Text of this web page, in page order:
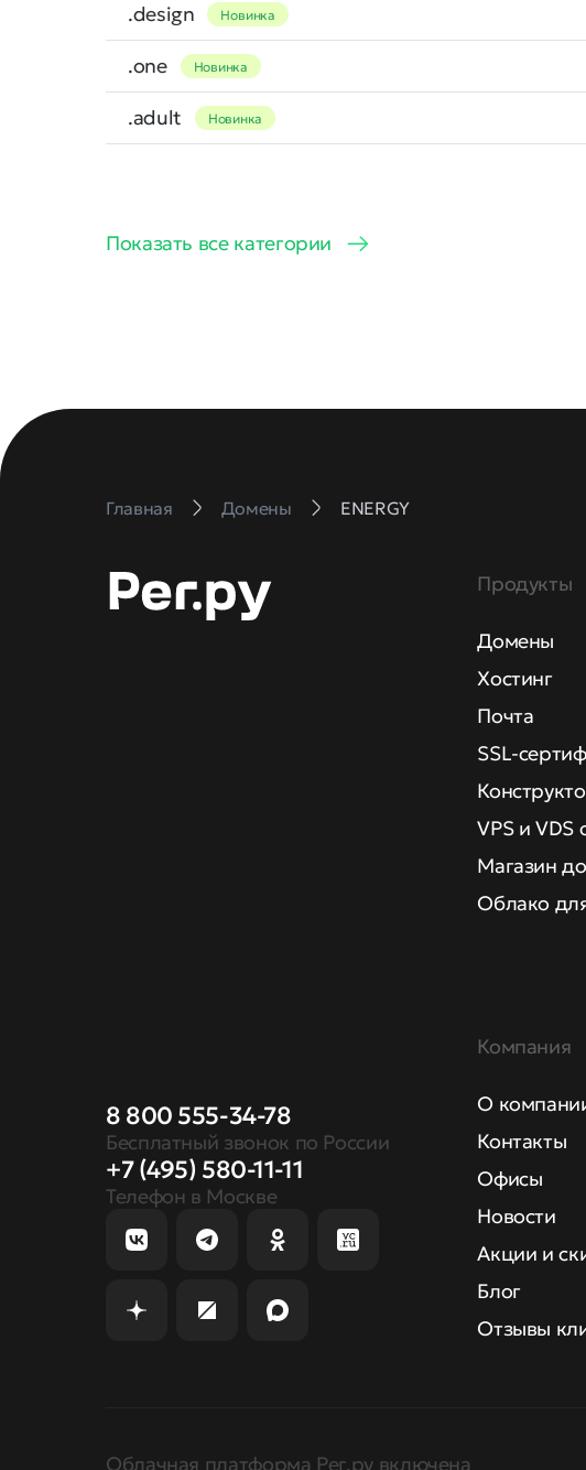
.design Новинка
.one Новинка
.adult Новинка
Показать все категории
Главная Домены ENERGY
8 800 555-34-78
Бесплатный звонок по России
+7 (495) 580-11-11
Телефон в Москве
Продукты
Домены
Хостинг
Почта
SSL-
VPS и VDS
Магазин
Облако
Компания
О
Контакты
Офисы
Новости
Акции и
Блог
Отзывы
Облачная платформа Рег.ру включена